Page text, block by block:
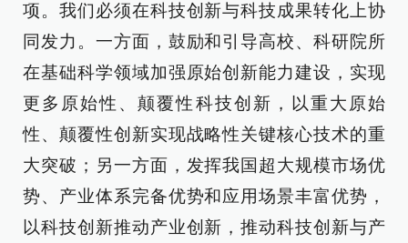
项。我们必须在科技创新与科技成果转化上协
同发力。一方面，鼓励和引导高校、科研院所
在基础科学领域加强原始创新能力建设，实现
更多原始性、颠覆性科技创新，以重大原始
性、颠覆性创新实现战略性关键核心技术的重
大突破；另一方面，发挥我国超大规模市场优
势、产业体系完备优势和应用场景丰富优势，
以科技创新推动产业创新，推动科技创新与产